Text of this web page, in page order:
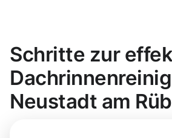
Schritte zur
Neustadt am